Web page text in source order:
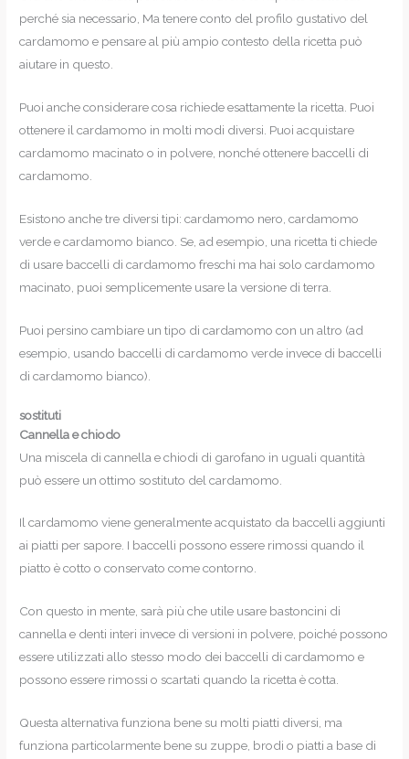
perché sia necessario, Ma tenere conto del profilo gustativo del
cardamomo e pensare al più ampio contesto della ricetta può
aiutare in questo.
Puoi anche considerare cosa richiede esattamente la ricetta. Puoi
ottenere il cardamomo in molti modi diversi. Puoi acquistare
cardamomo macinato o in polvere, nonché ottenere baccelli di
cardamomo.
Esistono anche tre diversi tipi: cardamomo nero, cardamomo
verde e cardamomo bianco. Se, ad esempio, una ricetta ti chiede
di usare baccelli di cardamomo freschi ma hai solo cardamomo
macinato, puoi semplicemente usare la versione di terra.
Puoi persino cambiare un tipo di cardamomo con un altro (ad
esempio, usando baccelli di cardamomo verde invece di baccelli
di cardamomo bianco).
sostituti
Cannella e chiodo
Una miscela di cannella e chiodi di garofano in uguali quantità
può essere un ottimo sostituto del cardamomo.
Il cardamomo viene generalmente acquistato da baccelli aggiunti
ai piatti per sapore. I baccelli possono essere rimossi quando il
piatto è cotto o conservato come contorno.
Con questo in mente, sarà più che utile usare bastoncini di
cannella e denti interi invece di versioni in polvere, poiché possono
essere utilizzati allo stesso modo dei baccelli di cardamomo e
possono essere rimossi o scartati quando la ricetta è cotta.
Questa alternativa funziona bene su molti piatti diversi, ma
funziona particolarmente bene su zuppe, brodi o piatti a base di